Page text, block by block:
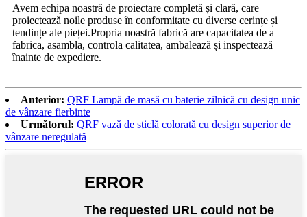
Avem echipa noastră de proiectare completă și clară, care
proiectează noile produse în conformitate cu diverse cerințe și
tendințe ale pieței.Propria noastră fabrică are capacitatea de a
fabrica, asambla, controla calitatea, ambalează și inspectează
înainte de expediere.
Anterior: QRF Lampă de masă cu baterie zilnică cu design unic
de vânzare fierbinte
Următorul: QRF vază de sticlă colorată cu design superior de
vânzare neregulată